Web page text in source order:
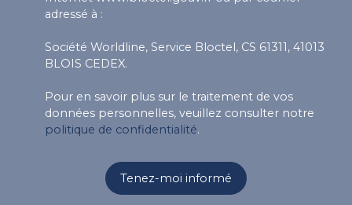
adressé à :
Société Worldline, Service Bloctel, CS 61311, 41013
BLOIS CEDEX.
Pour en savoir plus sur le traitement de vos
données personnelles, veuillez consulter notre
politique de confidentialité.
Tenez-moi informé